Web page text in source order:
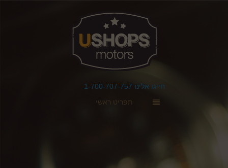
חייגו אלינו 1-700-707-757
תפריט ראשי